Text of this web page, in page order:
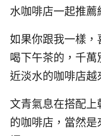
水咖啡店一起推薦
如果你跟我一樣，
喝下午茶的，千
近淡水的咖啡店越
文青氣息在搭配
的咖啡店，當然